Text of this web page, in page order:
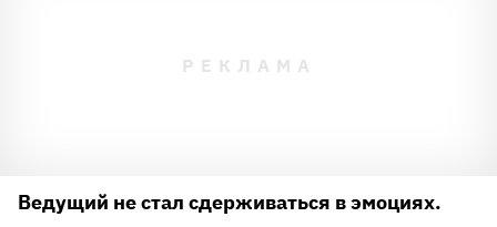
Ведущий не стал сдерживаться в эмоциях.